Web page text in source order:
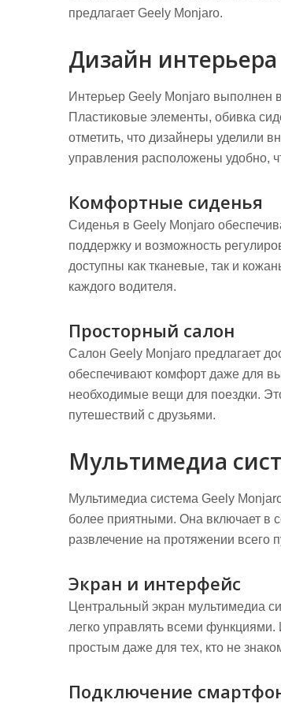
предлагает Geely Monjaro.
Дизайн интерьера
Интерьер Geely Monjaro выполнен
Пластиковые элементы, обивка
отметить, что дизайнеры уделили
управления расположены удобно,
Комфортные сиденья
Сиденья в Geely Monjaro
поддержку и возможность
доступны как тканевые, так и
каждого водителя.
Просторный салон
Салон Geely Monjaro предлагает
обеспечивают комфорт даже для
необходимые вещи для поездки.
путешествий с друзьями.
Мультимедиа
Мультимедиа система Geely
более приятными. Она включает в
развлечение на протяжении всего
Экран и интерфейс
Центральный экран мультимедиа
легко управлять всеми функциями.
простым даже для тех, кто не
Подключение